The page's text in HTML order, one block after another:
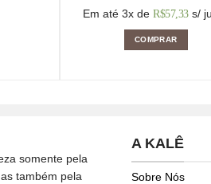
Em até 3x de R$57,33 s/
COMPRAR
somente pela
também pela
A KALÊ
Sobre Nós